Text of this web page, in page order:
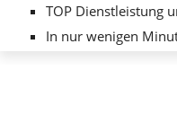
TOP Dienstleistung
In nur wenigen